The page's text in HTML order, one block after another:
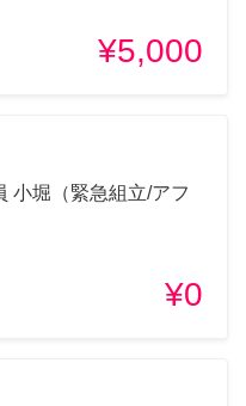
¥5,000
小堀（緊急組立/アフ
¥0